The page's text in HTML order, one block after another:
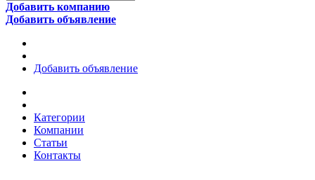
Добавить компанию
Добавить объявление
Добавить объявление
Категории
Компании
Статьи
Контакты